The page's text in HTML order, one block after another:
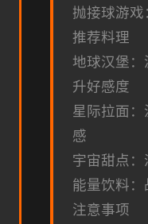
抛接球游
推荐料理
地球汉堡：
升好感度
星际拉面
感
宇宙甜点
能量饮料
注意事项